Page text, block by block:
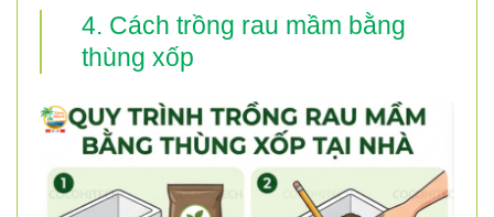
4. Cách trồng rau mầm bằng
thùng xốp